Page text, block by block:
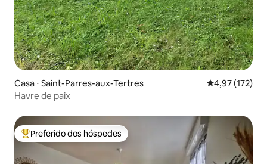
Casa ⋅ Saint-Parres-aux-Tertres 4,97 de uma
4,97 (172)
Havre de paix
Entre os melhores preferidos dos hóspedes
Preferido dos hóspedes